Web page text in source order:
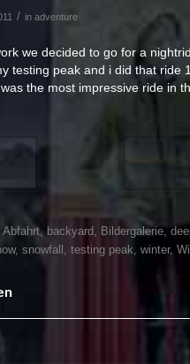
/ in adventure
we decided to go for a
testing peak and i did that ride
the most impressive ride in
Abfahrt, backyard, Bildergalerie,
, snowfall , testing peak, winter,